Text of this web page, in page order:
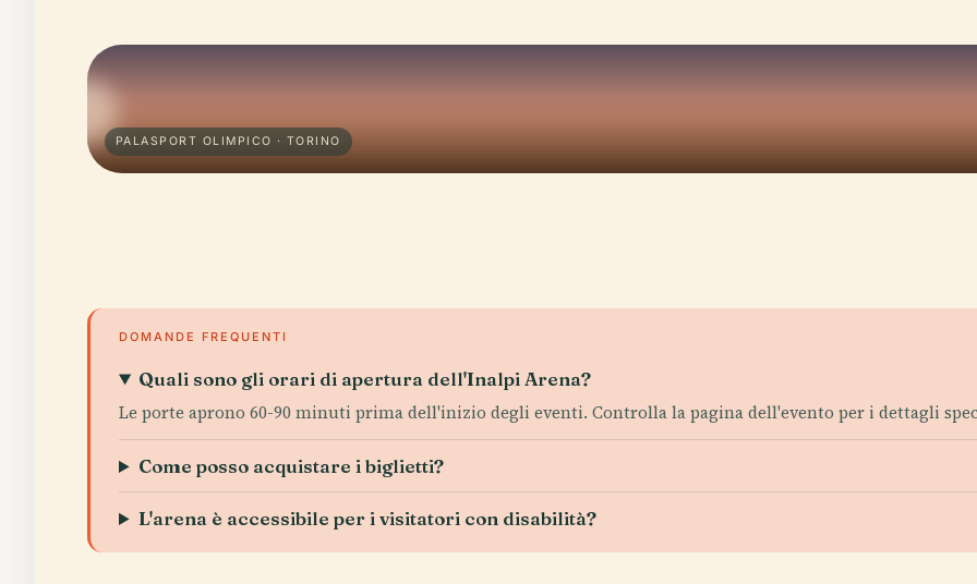
PALASPORT OLIMPICO · TORINO
DOMANDE FREQUENTI
Quali sono gli orari di apertura dell'Inalpi Arena?
Le porte aprono 60-90 minuti prima dell'inizio degli eventi. Controlla la pagina dell'evento per i dettagli
Come posso acquistare i biglietti?
L'arena è accessibile per i visitatori con disabilità?